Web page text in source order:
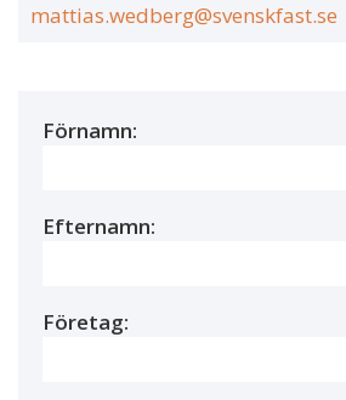
mattias.wedberg@svenskfast.se
Förnamn:
Efternamn:
Företag: